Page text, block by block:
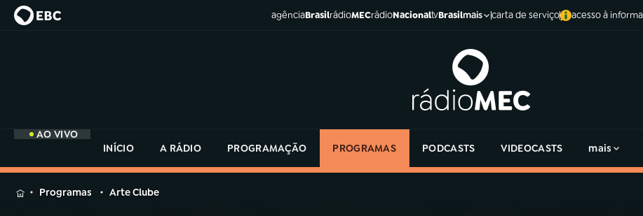
agênciaBrasilrádioMECrádioNacionaltvBrasilmais carta de serviço acesso à
AO VIVO
INÍCIO
A RÁDIO PROGRAMAÇÃO PROGRAMAS PODCASTS VIDEOCASTS mais
MENUProgramas Arte Clube